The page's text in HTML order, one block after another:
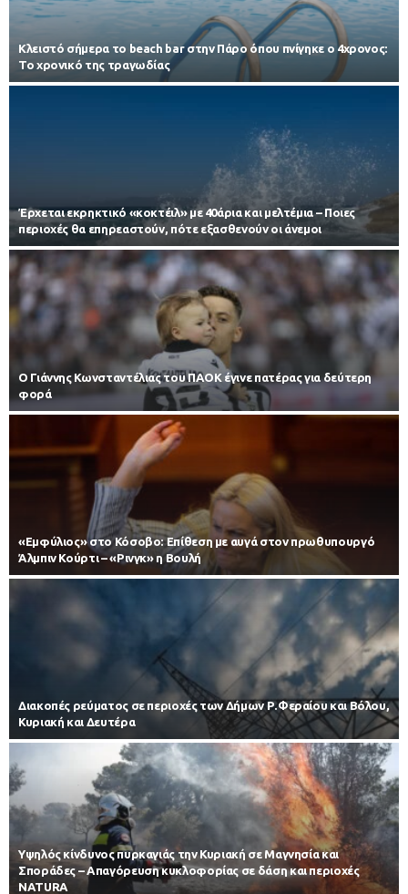
Κλειστό σήμερα το beach bar στην Πάρο όπου πνίγηκε ο 4χρονος:
Το χρονικό της τραγωδίας
Έρχεται εκρηκτικό «κοκτέιλ» με 40άρια και μελτέμια – Ποιες
περιοχές θα επηρεαστούν, πότε εξασθενούν οι άνεμοι
Ο Γιάννης Κωνσταντέλιας του ΠΑΟΚ έγινε πατέρας για δεύτερη
φορά
«Εμφύλιος» στο Κόσοβο: Επίθεση με αυγά στον πρωθυπουργό
Άλμπιν Κούρτι – «Ρινγκ» η Βουλή
Διακοπές ρεύματος σε περιοχές των Δήμων Ρ.Φεραίου και Βόλου,
Κυριακή και Δευτέρα
Υψηλός κίνδυνος πυρκαγιάς την Κυριακή σε Μαγνησία και
Σποράδες – Απαγόρευση κυκλοφορίας σε δάση και περιοχές
NATURA